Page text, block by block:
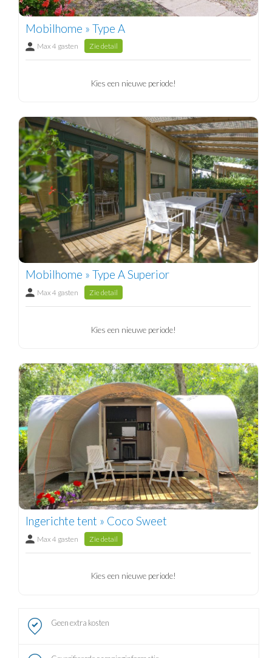
Mobilhome » Type A
Max 4 gasten Zie detail
Kies een nieuwe periode!
Mobilhome » Type A Superior
Max 4 gasten Zie detail
Kies een nieuwe periode!
Ingerichte tent » Coco Sweet
Max 4 gasten Zie detail
Kies een nieuwe periode!
Geen extra kosten